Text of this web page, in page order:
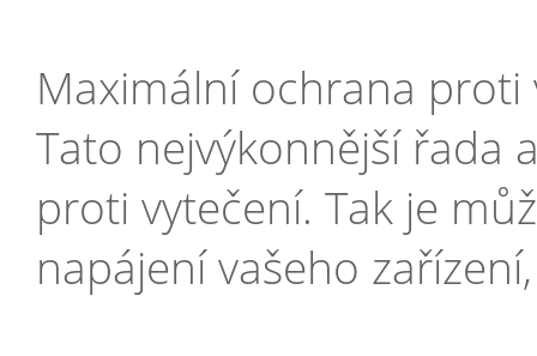
Maximální ochrana proti
Tato nejvýkonnější řada
proti vytečení. Tak je
napájení vašeho